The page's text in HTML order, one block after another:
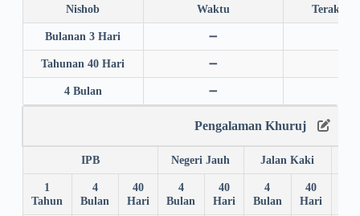
Nishob Waktu Terakhir
Bulanan 3 Hari ➖
Tahunan 40 Hari ➖
4 Bulan ➖
Pengalaman Khuruj
IPB Negeri Jauh Jalan Kaki
1
Tahun
4
Bulan
40
Hari
4
Bulan
40
Hari
4
Bulan
40
Hari